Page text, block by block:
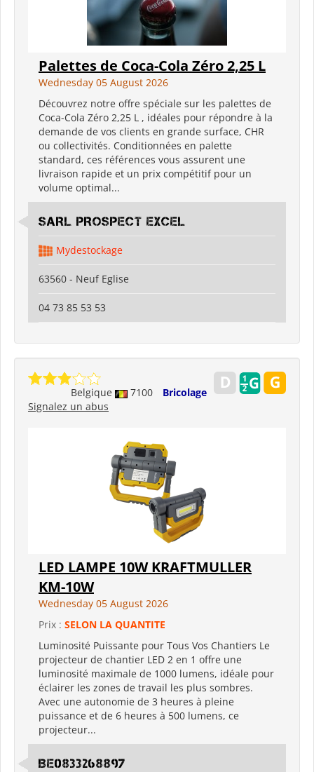
Palettes de Coca-Cola Zéro 2,25 L
Wednesday 05 August 2026
Découvrez notre offre spéciale sur les palettes de
Coca-Cola Zéro 2,25 L , idéales pour répondre à la
demande de vos clients en grande surface, CHR
ou collectivités. Conditionnées en palette
standard, ces références vous assurent une
livraison rapide et un prix compétitif pour un
volume optimal...
SARL PROSPECT EXCEL
Mydestockage
63560 - Neuf Eglise
04 73 85 53 53
Belgique 7100
Bricolage
Signalez un abus
LED LAMPE 10W KRAFTMULLER
KM-10W
Wednesday 05 August 2026
Prix : SELON LA QUANTITE
Luminosité Puissante pour Tous Vos Chantiers Le
projecteur de chantier LED 2 en 1 offre une
luminosité maximale de 1000 lumens, idéale pour
éclairer les zones de travail les plus sombres.
Avec une autonomie de 3 heures à pleine
puissance et de 6 heures à 500 lumens, ce
projecteur...
BE0833268897